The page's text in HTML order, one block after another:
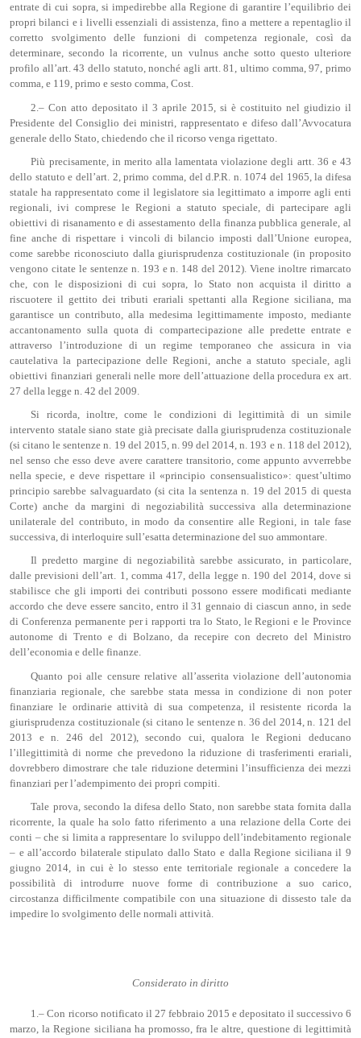
entrate di cui sopra, si impedirebbe alla Regione di garantire l’equilibrio dei
propri bilanci e i livelli essenziali di assistenza, fino a mettere a repentaglio il
corretto svolgimento delle funzioni di competenza regionale, così da
determinare, secondo la ricorrente, un vulnus anche sotto questo ulteriore
profilo all’art. 43 dello statuto, nonché agli artt. 81, ultimo comma, 97, primo
comma, e 119, primo e sesto comma, Cost.
2.– Con atto depositato il 3 aprile 2015, si è costituito nel giudizio il
Presidente del Consiglio dei ministri, rappresentato e difeso dall’Avvocatura
generale dello Stato, chiedendo che il ricorso venga rigettato.
Più precisamente, in merito alla lamentata violazione degli artt. 36 e 43
dello statuto e dell’art. 2, primo comma, del d.P.R. n. 1074 del 1965, la difesa
statale ha rappresentato come il legislatore sia legittimato a imporre agli enti
regionali, ivi comprese le Regioni a statuto speciale, di partecipare agli
obiettivi di risanamento e di assestamento della finanza pubblica generale, al
fine anche di rispettare i vincoli di bilancio imposti dall’Unione europea,
come sarebbe riconosciuto dalla giurisprudenza costituzionale (in proposito
vengono citate le sentenze n. 193 e n. 148 del 2012). Viene inoltre rimarcato
che, con le disposizioni di cui sopra, lo Stato non acquista il diritto a
riscuotere il gettito dei tributi erariali spettanti alla Regione siciliana, ma
garantisce un contributo, alla medesima legittimamente imposto, mediante
accantonamento sulla quota di compartecipazione alle predette entrate e
attraverso l’introduzione di un regime temporaneo che assicura in via
cautelativa la partecipazione delle Regioni, anche a statuto speciale, agli
obiettivi finanziari generali nelle more dell’attuazione della procedura ex art.
27 della legge n. 42 del 2009.
Si ricorda, inoltre, come le condizioni di legittimità di un simile
intervento statale siano state già precisate dalla giurisprudenza costituzionale
(si citano le sentenze n. 19 del 2015, n. 99 del 2014, n. 193 e n. 118 del 2012),
nel senso che esso deve avere carattere transitorio, come appunto avverrebbe
nella specie, e deve rispettare il «principio consensualistico»: quest’ultimo
principio sarebbe salvaguardato (si cita la sentenza n. 19 del 2015 di questa
Corte) anche da margini di negoziabilità successiva alla determinazione
unilaterale del contributo, in modo da consentire alle Regioni, in tale fase
successiva, di interloquire sull’esatta determinazione del suo ammontare.
Il predetto margine di negoziabilità sarebbe assicurato, in particolare,
dalle previsioni dell’art. 1, comma 417, della legge n. 190 del 2014, dove si
stabilisce che gli importi dei contributi possono essere modificati mediante
accordo che deve essere sancito, entro il 31 gennaio di ciascun anno, in sede
di Conferenza permanente per i rapporti tra lo Stato, le Regioni e le Province
autonome di Trento e di Bolzano, da recepire con decreto del Ministro
dell’economia e delle finanze.
Quanto poi alle censure relative all’asserita violazione dell’autonomia
finanziaria regionale, che sarebbe stata messa in condizione di non poter
finanziare le ordinarie attività di sua competenza, il resistente ricorda la
giurisprudenza costituzionale (si citano le sentenze n. 36 del 2014, n. 121 del
2013 e n. 246 del 2012), secondo cui, qualora le Regioni deducano
l’illegittimità di norme che prevedono la riduzione di trasferimenti erariali,
dovrebbero dimostrare che tale riduzione determini l’insufficienza dei mezzi
finanziari per l’adempimento dei propri compiti.
Tale prova, secondo la difesa dello Stato, non sarebbe stata fornita dalla
ricorrente, la quale ha solo fatto riferimento a una relazione della Corte dei
conti – che si limita a rappresentare lo sviluppo dell’indebitamento regionale
– e all’accordo bilaterale stipulato dallo Stato e dalla Regione siciliana il 9
giugno 2014, in cui è lo stesso ente territoriale regionale a concedere la
possibilità di introdurre nuove forme di contribuzione a suo carico,
circostanza difficilmente compatibile con una situazione di dissesto tale da
impedire lo svolgimento delle normali attività.
Considerato in diritto
1.– Con ricorso notificato il 27 febbraio 2015 e depositato il successivo 6
marzo, la Regione siciliana ha promosso, fra le altre, questione di legittimità